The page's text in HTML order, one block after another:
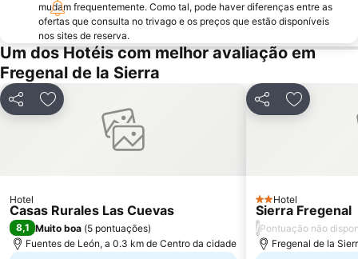
mudam frequentemente. Como tal, pode haver diferenças entre as
ofertas que consulta no trivago e os preços que estão disponíveis
nos sites de reserva.
Um dos Hotéis com melhor avaliação em
Fregenal de la Sierra
PartilharAdicionar aos favoritos
Hotel
Casas Rurales Las Cuevas
8,1 Muito boa (5 pontuações)
Fuentes de León, a 0.3 km de Centro da cidade
PartilharAdicionar
2 Estrelas
Hotel
Sierra Fregenal
/Pontuação não
Fregenal de la